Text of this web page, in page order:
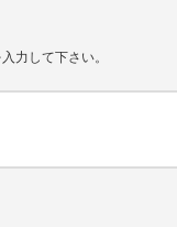
力して下さい。